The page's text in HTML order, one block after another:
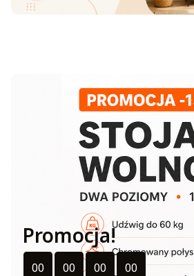
Promocja!
Odliczanie czasu do: 2026-08-31
00 00 00 00